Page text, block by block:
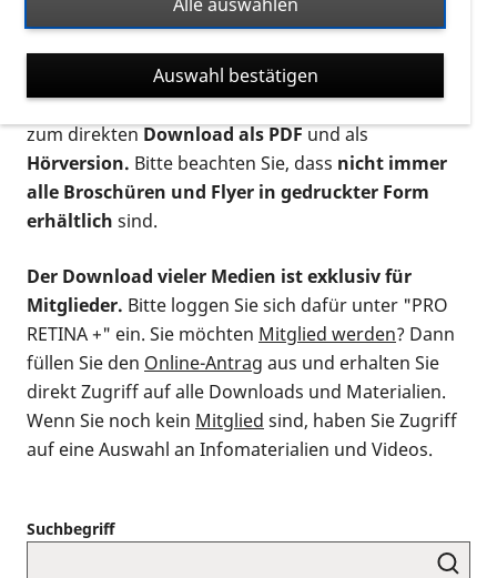
nach Flyern und Broschüren, Audios oder Videos zu
suchen. Die meisten Flyer und Broschüren werden in
verschiedenen Formaten angeboten: zur
postalischen Bestellung als gedruckte Variante
zum direktenDownload als PDFund als
Hörversion. Bitte beachten Sie, dass nicht immer
alle Broschüren und Flyer in gedruckter Form
erhältlich sind.
Der Download vieler Medien ist exklusiv für
Mitglieder. Bitte loggen Sie sich dafür unter "PRO
RETINA +" ein. Sie möchten Mitglied werden? Dann
füllen Sie den Online-Antrag aus und erhalten Sie
direkt Zugriff auf alle Downloads und Materialien.
Wenn Sie noch kein Mitglied sind, haben Sie Zugriff
auf eine Auswahl an Infomaterialien und Videos.
Suchbegriff
Auswahl bestätigen